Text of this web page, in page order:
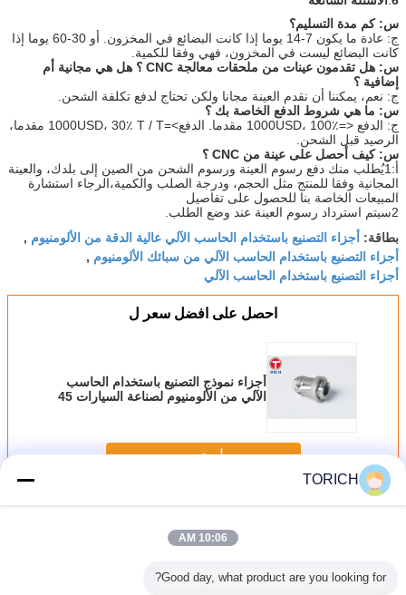
س: كم مدة التسليم؟
ج: عادة ما يكون 7-14 يوما إذا كانت البضائع في المخزون. أو 30-60 يوما إذا
كانت البضائع ليست في المخزون، فهي وفقا للكمية.
س: هل تقدمون عينات من ملحقات معالجة CNC ؟ هل هي مجانية أم
إضافية ؟
ج: نعم، يمكننا أن نقدم العينة مجانا ولكن تحتاج لدفع تكلفة الشحن.
س: ما هي شروط الدفع الخاصة بك ؟
ج: الدفع <=1000USD، 100٪ مقدما. الدفع>=1000USD، 30٪ T / T مقدما،
الرصيد قبل الشحن.
س: كيف أحصل على عينة من CNC ؟
أ:1يُطلب منك دفع رسوم العينة ورسوم الشحن من الصين إلى بلدك، والعينة
المجانية وفقا للمنتج مثل الحجم، ودرجة الصلب والكمية،الرجاء استشارة
المبيعات الخاصة بنا للحصول على تفاصيل
2سيتم استرداد رسوم العينة عند وضع الطلب.
بطاقة: أجزاء التصنيع باستخدام الحاسب الآلي عالية الدقة من الألومنيوم ,
أجزاء التصنيع باستخدام الحاسب الآلي من سبائك الألومنيوم ,
أجزاء التصنيع باستخدام الحاسب الآلي
احصل على افضل سعر ل
أجزاء نموذج التصنيع باستخدام الحاسب
الآلي من الألومنيوم لصناعة السيارات 45
استمر
أكثرقطع الألومنيوم باستخدام الحاسب الآلي
TORICH
10:06 AM
Good day, what product are you looking for?